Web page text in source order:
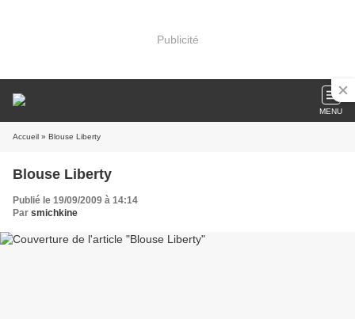
Publicité
MENU
Accueil » Blouse Liberty
Blouse Liberty
Publié le 19/09/2009 à 14:14
Par smichkine